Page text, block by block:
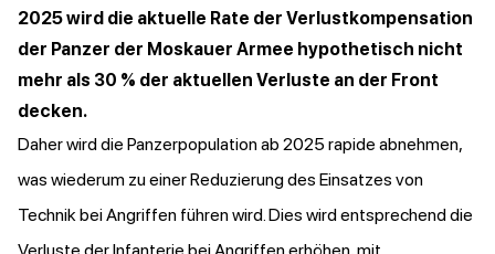
2025 wird die aktuelle Rate der Verlustkompensation
der Panzer der Moskauer Armee hypothetisch nicht
mehr als 30 % der aktuellen Verluste an der Front
decken.
Daher wird die Panzerpopulation ab 2025 rapide abnehmen,
was wiederum zu einer Reduzierung des Einsatzes von
Technik bei Angriffen führen wird. Dies wird entsprechend die